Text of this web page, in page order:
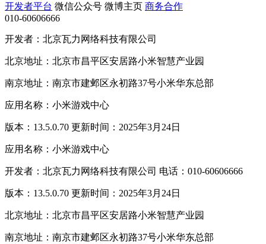
开发者平台 微信公众号 微博主页 商务合作
010-60606666
开发者：北京瓦力网络科技有限公司
北京地址：北京市昌平区安居路小米智慧产业园
南京地址：南京市建邺区永初路37号小米华东总部
应用名称：小米游戏中心
版本：13.5.0.70 更新时间：2025年3月24日
应用名称：小米游戏中心
开发者：北京瓦力网络科技有限公司 电话：010-60606666
版本：13.5.0.70 更新时间：2025年3月24日
北京地址：北京市昌平区安居路小米智慧产业园
南京地址：南京市建邺区永初路37号小米华东总部